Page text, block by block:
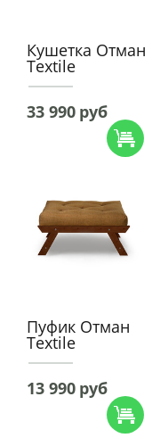
Кушетка Отман
Textile
33 990 руб
Пуфик Отман
Textile
13 990 руб